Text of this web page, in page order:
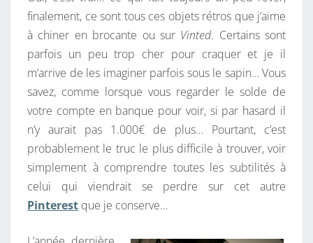
E
R
C
H
E
S
D
E
R
E
T
I
R
E
finalement, ce sont tous ces objets rétros que j’aime
à chiner en brocante ou sur Vinted. Certains sont
parfois un peu trop cher pour craquer et je il
m’arrive de les imaginer parfois sous le sapin… Vous
savez, comme lorsque vous regarder le solde de
votre compte en banque pour voir, si par hasard il
n’y aurait pas 1.000€ de plus… Pourtant, c’est
probablement le truc le plus difficile à trouver, voir
simplement à comprendre toutes les subtilités à
celui qui viendrait se perdre sur cet autre
Pinterest que je conserve…